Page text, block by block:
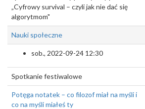
„Cyfrowy survival – czyli jak nie dać się
algorytmom"
Nauki społeczne
sob., 2022-09-24 12:30
Spotkanie festiwalowe
Potęga notatek – co filozof miał na myśli i
co na myśli miałeś ty